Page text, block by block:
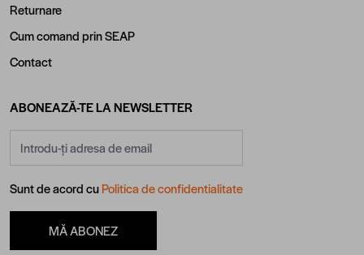
Returnare
Cum comand prin SEAP
Contact
ABONEAZĂ-TE LA NEWSLETTER
Sunt de acord cuPolitica de confidentialitate
MĂ ABONEZ